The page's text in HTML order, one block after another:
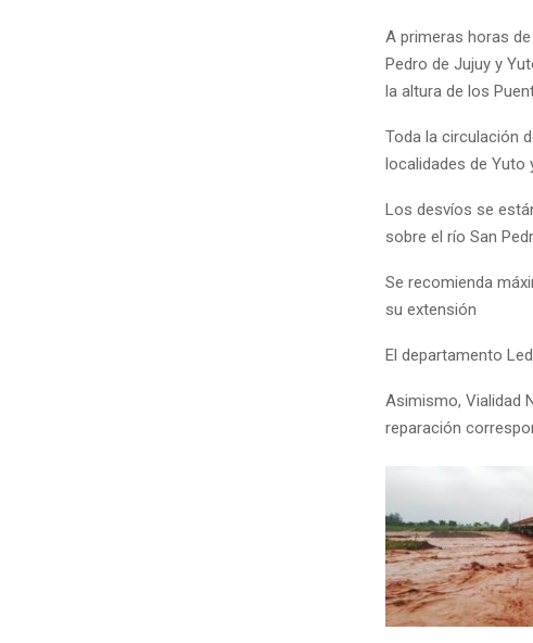
A primeras horas
Pedro de Jujuy y
la altura de los
Toda la circulación
localidades de Yuto
Los desvíos se
sobre el río San
Se recomienda
su extensión
El departamento
Asimismo, Vialidad
reparación